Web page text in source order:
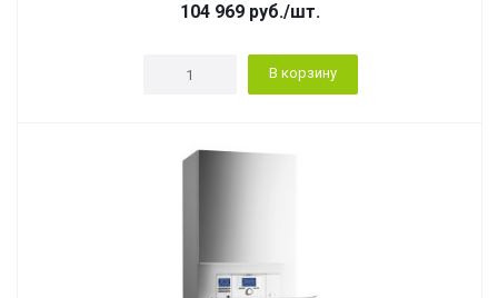
104 969 руб./шт.
В корзину